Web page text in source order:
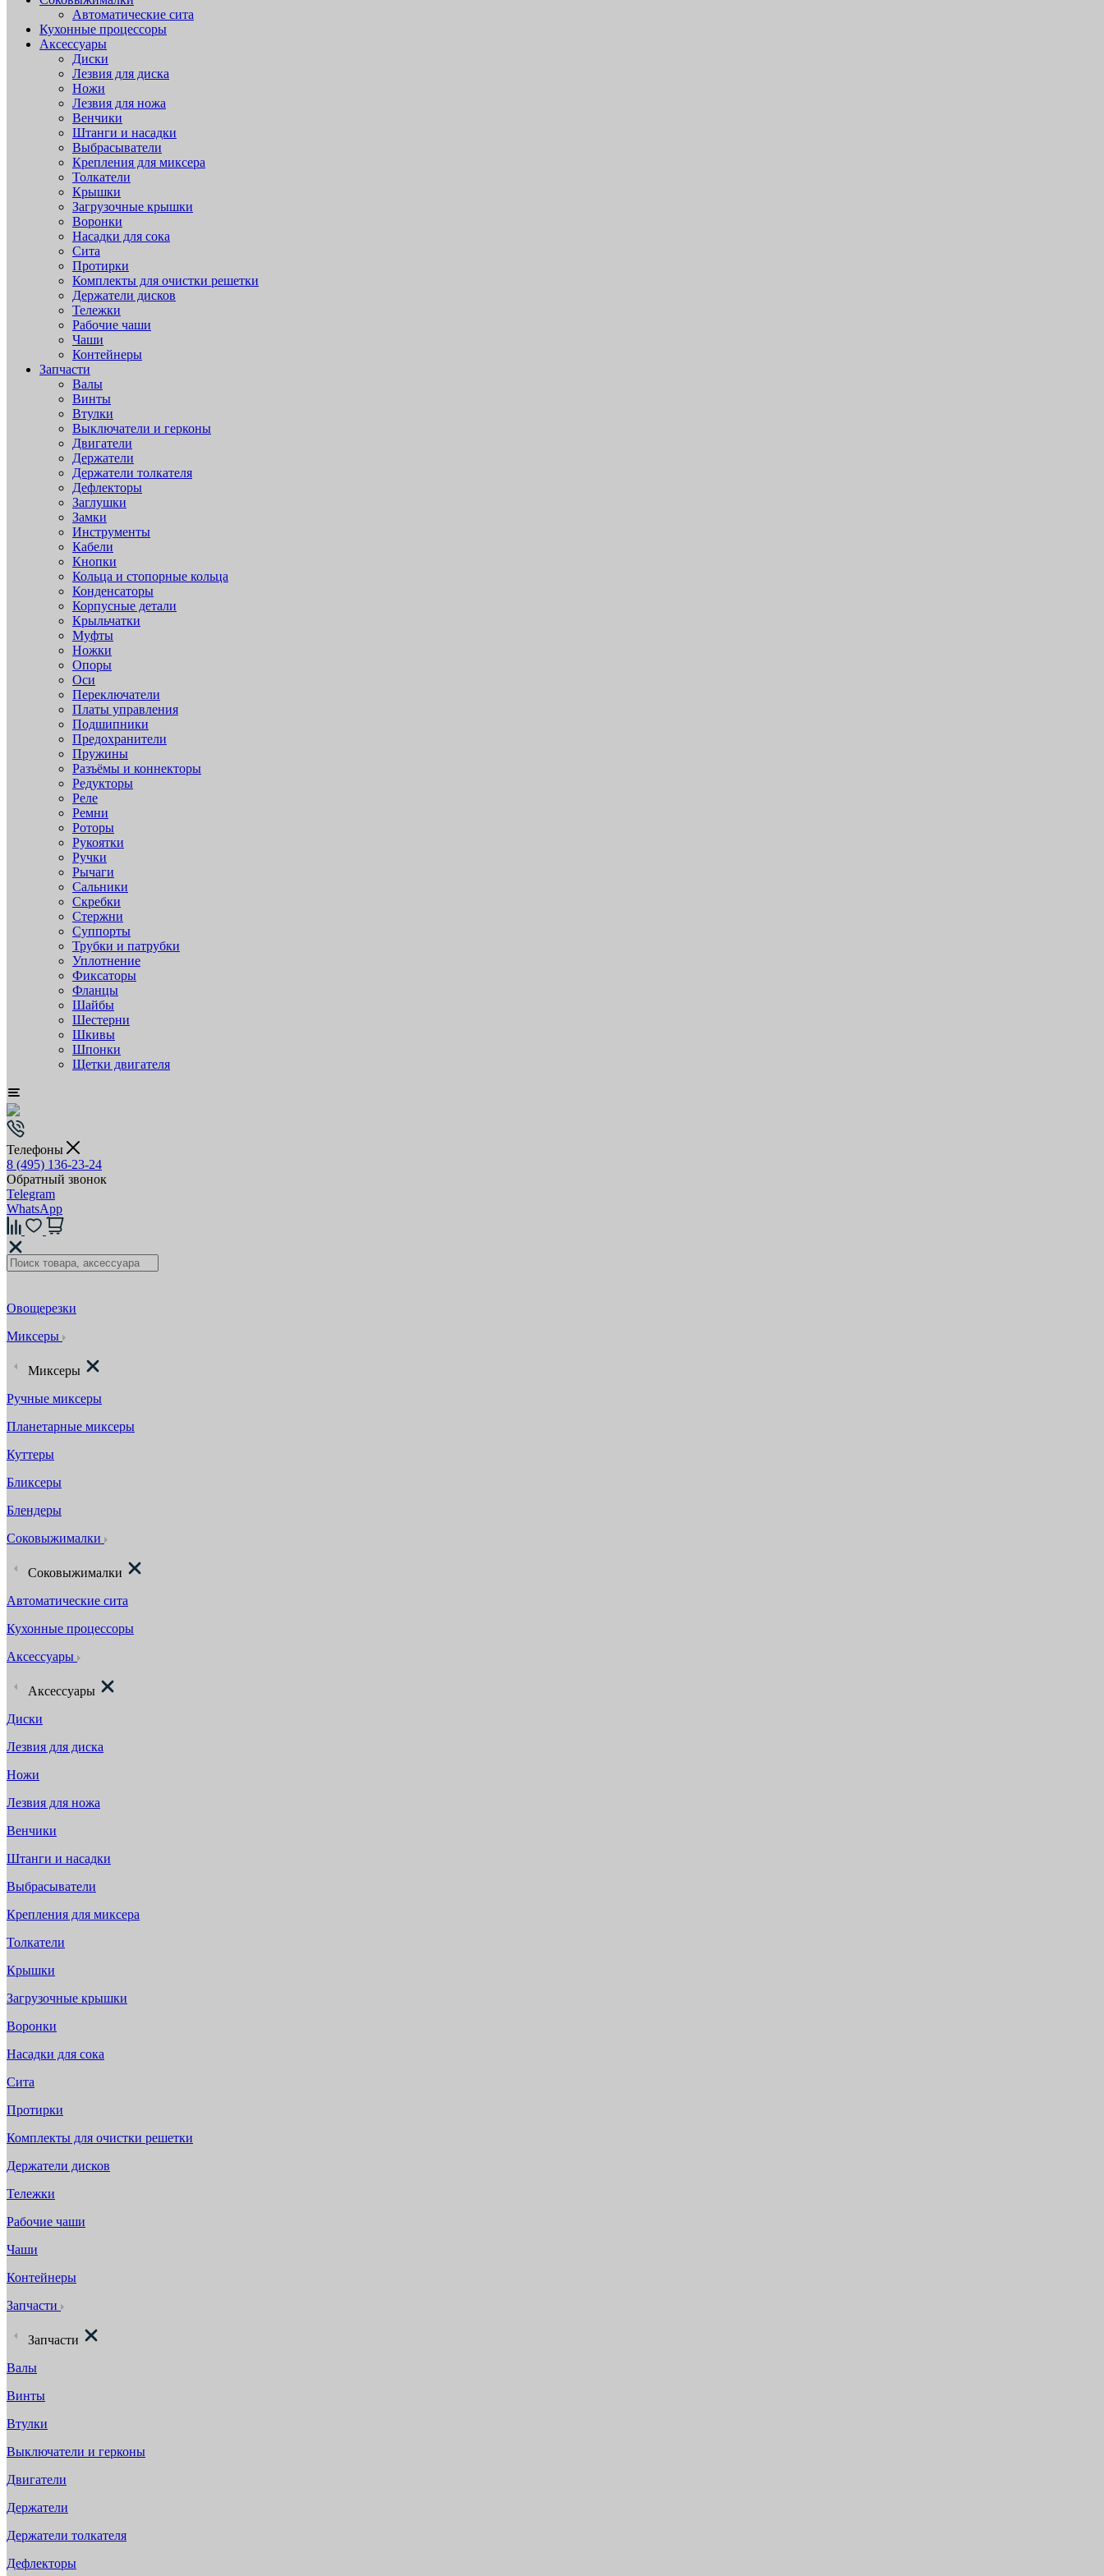
Автоматические сита
Кухонные процессоры
Аксессуары
Диски
Лезвия для диска
Ножи
Лезвия для ножа
Венчики
Штанги и насадки
Выбрасыватели
Крепления для миксера
Толкатели
Крышки
Загрузочные крышки
Воронки
Насадки для сока
Сита
Протирки
Комплекты для очистки решетки
Держатели дисков
Тележки
Рабочие чаши
Чаши
Контейнеры
Запчасти
Валы
Винты
Втулки
Выключатели и герконы
Двигатели
Держатели
Держатели толкателя
Дефлекторы
Заглушки
Замки
Инструменты
Кабели
Кнопки
Кольца и стопорные кольца
Конденсаторы
Корпусные детали
Крыльчатки
Муфты
Ножки
Опоры
Оси
Переключатели
Платы управления
Подшипники
Предохранители
Пружины
Разъёмы и коннекторы
Редукторы
Реле
Ремни
Роторы
Рукоятки
Ручки
Рычаги
Сальники
Скребки
Стержни
Суппорты
Трубки и патрубки
Уплотнение
Фиксаторы
Фланцы
Шайбы
Шестерни
Шкивы
Шпонки
Щетки двигателя
Телефоны
8 (495) 136-23-24
Обратный звонок
Telegram
WhatsApp
Овощерезки
Миксеры
Миксеры
Ручные миксеры
Планетарные миксеры
Куттеры
Бликсеры
Блендеры
Соковыжималки
Соковыжималки
Автоматические сита
Кухонные процессоры
Аксессуары
Аксессуары
Диски
Лезвия для диска
Ножи
Лезвия для ножа
Венчики
Штанги и насадки
Выбрасыватели
Крепления для миксера
Толкатели
Крышки
Загрузочные крышки
Воронки
Насадки для сока
Сита
Протирки
Комплекты для очистки решетки
Держатели дисков
Тележки
Рабочие чаши
Чаши
Контейнеры
Запчасти
Запчасти
Валы
Винты
Втулки
Выключатели и герконы
Двигатели
Держатели
Держатели толкателя
Дефлекторы